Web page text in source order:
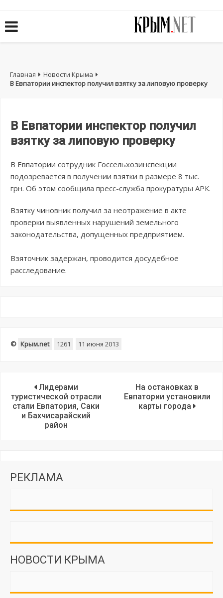
Главная
Новости Крыма
В Евпатории инспектор получил взятку за липовую проверку
В Евпатории инспектор получил
взятку за липовую проверку
В Евпатории сотрудник Госсельхозинспекции
подозревается в получении взятки в размере 8 тыс.
грн. Об этом сообщила пресс-служба прокуратуры АРК.
Взятку чиновник получил за неотражение в акте
проверки выявленных нарушений земельного
законодательства, допущенных предприятием.
Взяточник задержан, проводится досудебное
расследование.
© Крым.net 1261 11 июня 2013
Лидерами
туристической отрасли
стали Евпатория, Саки
и Бахчисарайский
район
На остановках в
Евпатории установили
карты города
РЕКЛАМА
НОВОСТИ КРЫМА